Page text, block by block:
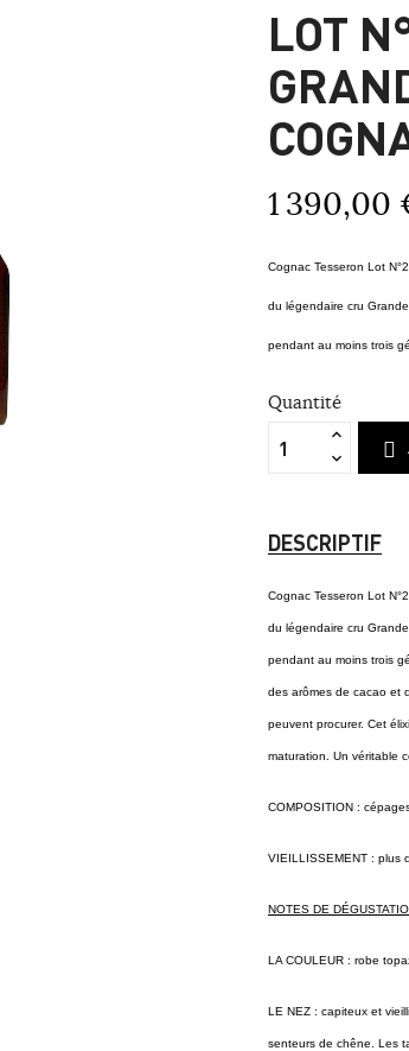
LOT
1 390,00
Cognac Tesseron Lot
du légendaire cru
pendant au moins trois
Quantité
DESCRIPTIF
Cognac Tesseron Lot
du légendaire cru
pendant au moins trois
des arômes de cacao et
peuvent procurer. Cet
maturation. Un véritable
COMPOSITION :
VIEILLISSEMENT : plus
NOTES DE
LA COULEUR : robe
LE NEZ : capiteux et
senteurs de chêne. Les